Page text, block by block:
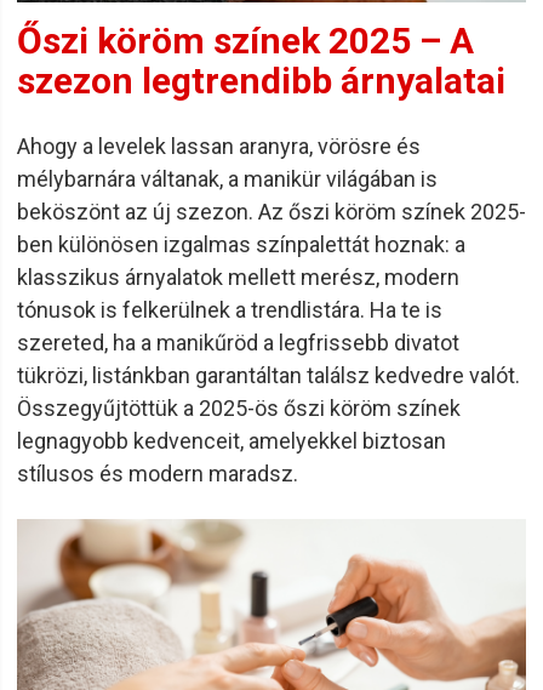
Őszi köröm színek 2025 – A
szezon legtrendibb árnyalatai
Ahogy a levelek lassan aranyra, vörösre és
mélybarnára váltanak, a manikür világában is
beköszönt az új szezon. Az őszi köröm színek 2025-
ben különösen izgalmas színpalettát hoznak: a
klasszikus árnyalatok mellett merész, modern
tónusok is felkerülnek a trendlistára. Ha te is
szereted, ha a manikűröd a legfrissebb divatot
tükrözi, listánkban garantáltan találsz kedvedre valót.
Összegyűjtöttük a 2025-ös őszi köröm színek
legnagyobb kedvenceit, amelyekkel biztosan
stílusos és modern maradsz.